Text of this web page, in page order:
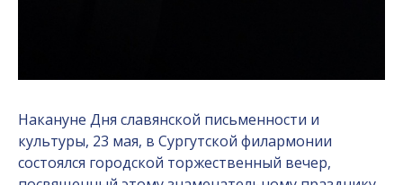
Накануне Дня славянской письменности и
культуры, 23 мая, в Сургутской филармонии
состоялся городской торжественный вечер,